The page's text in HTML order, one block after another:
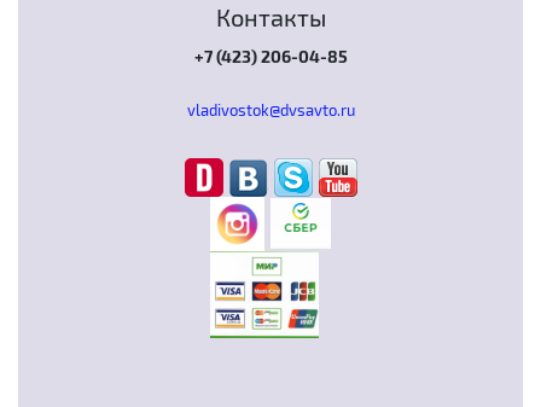
Контакты
+7 (423) 206-04-85
vladivostok@dvsavto.ru